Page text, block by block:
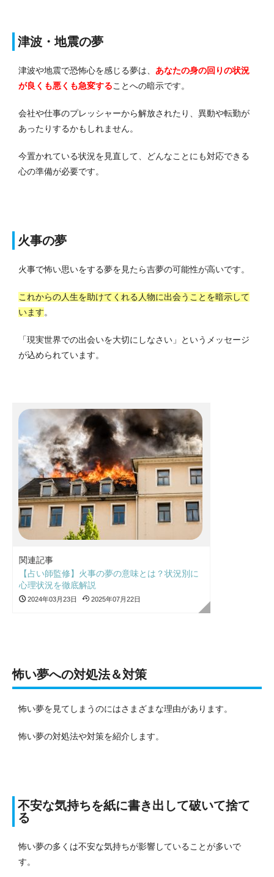
津波・地震の夢
津波や地震で恐怖心を感じる夢は、 あなたの身の回りの状況
が良くも悪くも急変することへの暗示です。
会社や仕事のプレッシャーから解放されたり、異動や転勤が
あったりするかもしれません。
今置かれている状況を見直して、どんなことにも対応できる
心の準備が必要です。
火事の夢
火事で怖い思いをする夢を見たら吉夢の可能性が高いです。
これからの人生を助けてくれる人物に出会うことを暗示して
います。
「現実世界での出会いを大切にしなさい」というメッセージ
が込められています。
関連記事
【占い師監修】火事の夢の意味とは？状況別に
心理状況を徹底解説
2024年03月23日 2025年07月22日
怖い夢への対処法＆対策
怖い夢を見てしまうのにはさまざまな理由があります。
怖い夢の対処法や対策を紹介します。
不安な気持ちを紙に書き出して破いて捨て
る
怖い夢の多くは不安な気持ちが影響していることが多いで
す。